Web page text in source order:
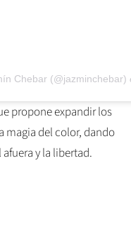
Chebar (@jazminchebar)
propone expandir los
magia del color, dando
y la libertad.